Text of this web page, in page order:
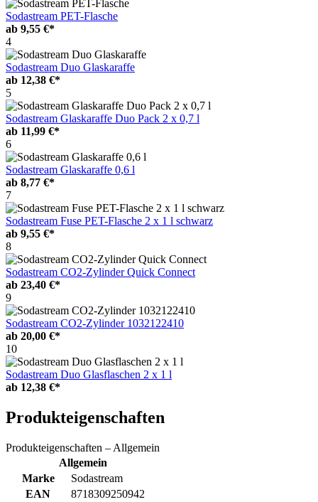
Sodastream PET-Flasche
ab 9,55 €*
4
Sodastream Duo Glaskaraffe
ab 12,38 €*
5
Sodastream Glaskaraffe Duo Pack 2 x 0,7 l
ab 11,99 €*
6
Sodastream Glaskaraffe 0,6 l
ab 8,77 €*
7
Sodastream Fuse PET-Flasche 2 x 1 l schwarz
ab 9,55 €*
8
Sodastream CO2-Zylinder Quick Connect
ab 23,40 €*
9
Sodastream CO2-Zylinder 1032122410
ab 20,00 €*
10
Sodastream Duo Glasflaschen 2 x 1 l
ab 12,38 €*
Produkteigenschaften
Produkteigenschaften – Allgemein
Allgemein
Marke
Sodastream
EAN
8718309250942